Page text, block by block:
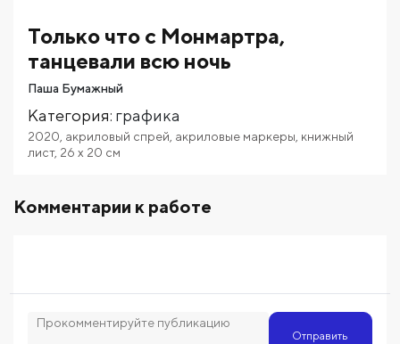
Только что с Монмартра,
танцевали всю ночь
Паша Бумажный
Категория: графика
2020 акриловый спрей акриловые маркеры книжный
лист, 26 x 20 см
Комментарии к работе
Отправить